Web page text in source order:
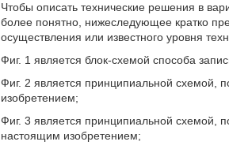
Чтобы описать технические решения в
более понятно, нижеследующее кратко
осуществления или известного уровня
Фиг. 1 является блок-схемой способа
Фиг. 2 является принципиальной схемой,
изобретением;
Фиг. 3 является принципиальной схемой,
настоящим изобретением;